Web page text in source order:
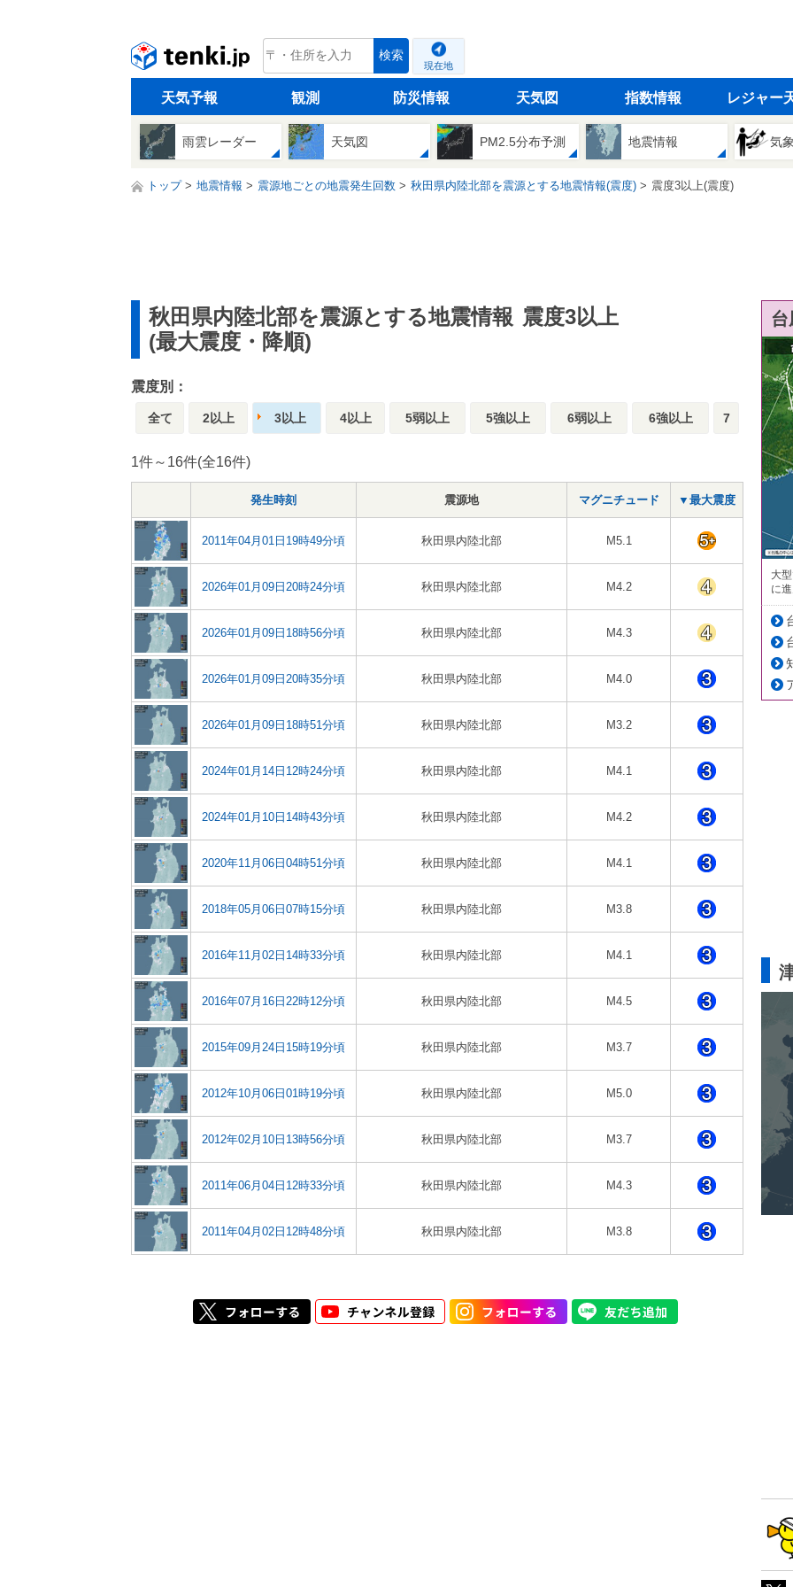
tenki.jp 検索
現在地
天気予報 観測 防災情報 天気図 指数情報 レジャー
雨雲レーダー 天気図 PM2.5分布予測 地震情報 気
トップ 地震情報 震源地ごとの地震発生回数 秋田県内陸北部を震源とする地震情報(震度) 震度3以上(震度)
秋田県内陸北部を震源とする地震情報 震度3以上
(最大震度・降順)
震度別：
全て 2以上 3以上 4以上 5弱以上 5強以上 6弱以上 6強以上 7
1件～16件(全16件)
発生時刻 震源地 マグニチュード ▼最大震度
2011年04月01日19時49分頃 秋田県内陸北部 M5.1
2026年01月09日20時24分頃 秋田県内陸北部 M4.2
2026年01月09日18時56分頃 秋田県内陸北部 M4.3
2026年01月09日20時35分頃 秋田県内陸北部 M4.0
2026年01月09日18時51分頃 秋田県内陸北部 M3.2
2024年01月14日12時24分頃 秋田県内陸北部 M4.1
2024年01月10日14時43分頃 秋田県内陸北部 M4.2
2020年11月06日04時51分頃 秋田県内陸北部 M4.1
2018年05月06日07時15分頃 秋田県内陸北部 M3.8
2016年11月02日14時33分頃 秋田県内陸北部 M4.1
2016年07月16日22時12分頃 秋田県内陸北部 M4.5
2015年09月24日15時19分頃 秋田県内陸北部 M3.7
2012年10月06日01時19分頃 秋田県内陸北部 M5.0
2012年02月10日13時56分頃 秋田県内陸北部 M3.7
2011年06月04日12時33分頃 秋田県内陸北部 M4.3
2011年04月02日12時48分頃 秋田県内陸北部 M3.8
大
に